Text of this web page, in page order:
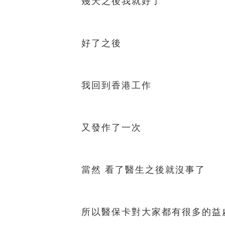
好了之後
我回到香港工作
又發作了一次
當然 看了醫生之後就沒事了
所以醫保卡對大家都有很多的益